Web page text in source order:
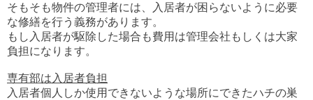
そもそも物件の管理者には、入居者が困らないように必要
な修繕を行う義務があります。
もし入居者が駆除した場合も費用は管理会社もしくは大家
負担になります。
専有部は入居者負担
入居者個人しか使用できないような場所にできたハチの巣